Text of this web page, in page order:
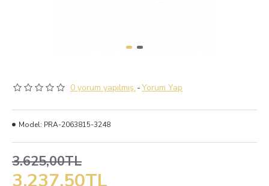
0 yorum yapılmış. -Yorum Yap
3.237,50TL
3.625,00TL
Model: PRA-2063815-3248